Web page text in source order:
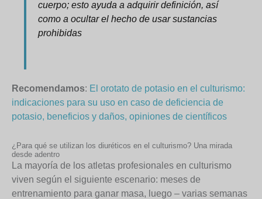
cuerpo; esto ayuda a adquirir definición, así
como a ocultar el hecho de usar sustancias
prohibidas
Recomendamos: El orotato de potasio en el culturismo:
indicaciones para su uso en caso de deficiencia de
potasio, beneficios y daños, opiniones de científicos
¿Para qué se utilizan los diuréticos en el culturismo? Una mirada
desde adentro
La mayoría de los atletas profesionales en culturismo
viven según el siguiente escenario: meses de
entrenamiento para ganar masa, luego – varias semanas